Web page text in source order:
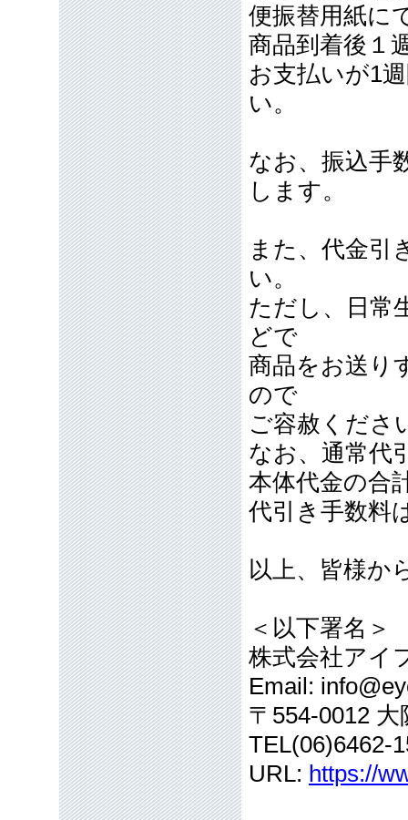
便振替用紙に
商品到着後１
お支払いが1
い。
なお、振込手
します。
また、代金引
い。
ただし、日常
どで
商品をお送り
ので
ご容赦くださ
なお、通常代
本体代金の合
代引き手数料
以上、皆様か
＜以下署名＞
株式会社アイ
Email:
〒554-0012
TEL(06)6462-
URL: https://